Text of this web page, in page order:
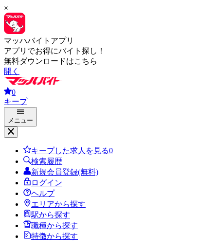
×
マッハバイトアプリ
アプリでお得にバイト探し！
無料ダウンロードはこちら
開く
0
キープ
メニュー
キープした求人を見る0
検索履歴
新規会員登録(無料)
ログイン
ヘルプ
エリアから探す
駅から探す
職種から探す
特徴から探す